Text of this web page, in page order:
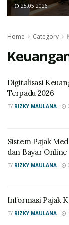
25.05.2026
Home Category
Digitalisasi
Terpadu 2026
BY RIZKY MAULANA
Sistem Pajak
dan Bayar Online
BY RIZKY MAULANA
Informasi Pajak
BY RIZKY MAULANA